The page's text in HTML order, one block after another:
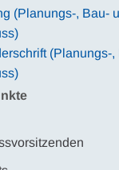
(Planungs-, Bau-
(Planungs-,